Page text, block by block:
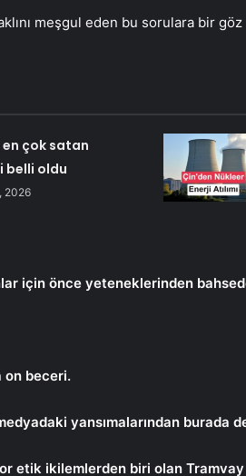
meşgul eden bu sorulara bir göz
en çok satan
belli oldu
2026
için önce yeteneklerinden
on beceri.
yansımalarından burada
etik ikilemlerden biri olan